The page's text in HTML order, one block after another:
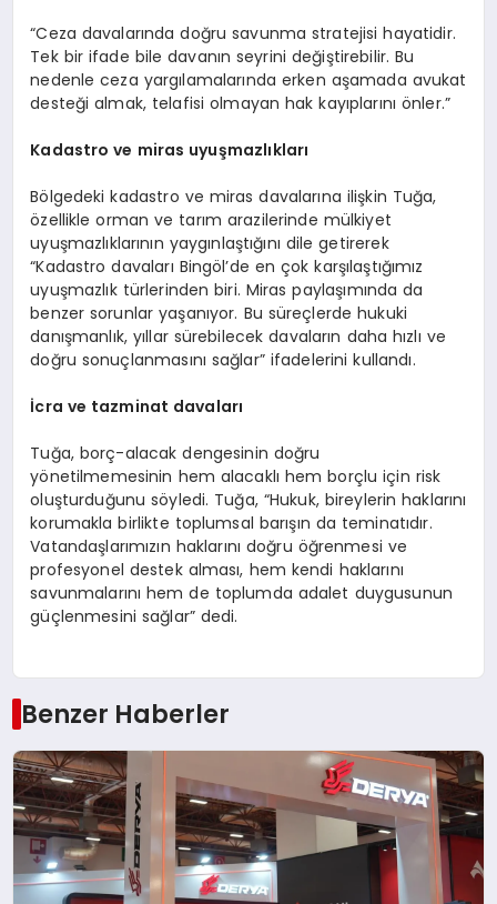
“Ceza davalarında doğru savunma stratejisi hayatidir.
Tek bir ifade bile davanın seyrini değiştirebilir. Bu
nedenle ceza yargılamalarında erken aşamada avukat
desteği almak, telafisi olmayan hak kayıplarını önler.”
Kadastro ve miras uyuşmazlıkları
Bölgedeki kadastro ve miras davalarına ilişkin Tuğa,
özellikle orman ve tarım arazilerinde mülkiyet
uyuşmazlıklarının yaygınlaştığını dile getirerek
“Kadastro davaları Bingöl’de en çok karşılaştığımız
uyuşmazlık türlerinden biri. Miras paylaşımında da
benzer sorunlar yaşanıyor. Bu süreçlerde hukuki
danışmanlık, yıllar sürebilecek davaların daha hızlı ve
doğru sonuçlanmasını sağlar” ifadelerini kullandı.
İcra ve tazminat davaları
Tuğa, borç-alacak dengesinin doğru
yönetilmemesinin hem alacaklı hem borçlu için risk
oluşturduğunu söyledi. Tuğa, “Hukuk, bireylerin haklarını
korumakla birlikte toplumsal barışın da teminatıdır.
Vatandaşlarımızın haklarını doğru öğrenmesi ve
profesyonel destek alması, hem kendi haklarını
savunmalarını hem de toplumda adalet duygusunun
güçlenmesini sağlar” dedi.
Benzer Haberler